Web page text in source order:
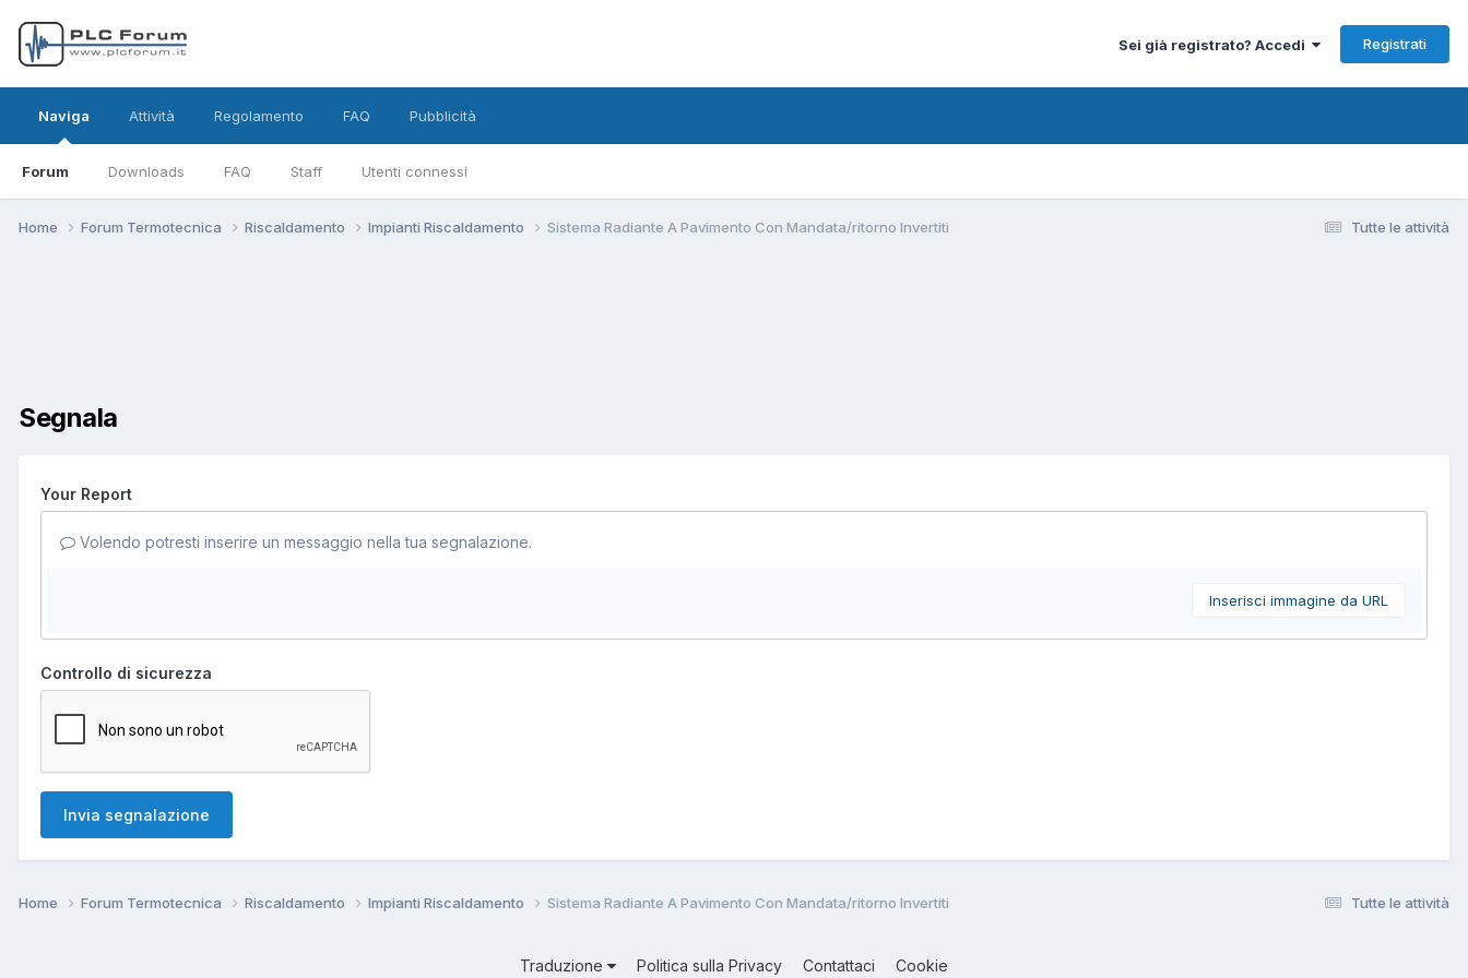
Sei già registrato? Accedi Registrati
Naviga
Forum Downloads FAQ Staff Utenti connessi
Attività Regolamento FAQ Pubblicità
Tutte le attività
Home Forum Termotecnica Riscaldamento Impianti Riscaldamento Sistema Radiante A Pavimento Con Mandata/ritorno Invertiti
Segnala
Your Report
Volendo potresti inserire un messaggio nella tua segnalazione.
Inserisci immagine da URL
Controllo di sicurezza
Invia segnalazione
Tutte le attività
Home Forum Termotecnica Riscaldamento Impianti Riscaldamento Sistema Radiante A Pavimento Con Mandata/ritorno Invertiti
Traduzione Politica sulla Privacy Contattaci Cookie